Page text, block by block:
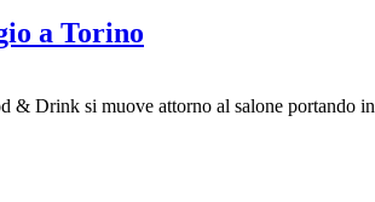
a Torino
& Drink si muove attorno al salone portando